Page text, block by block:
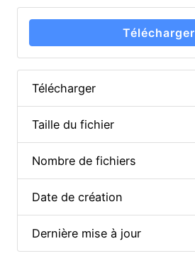
Télécharger
Télécharger
Taille du fichier
Nombre de fichiers
Date de création
Dernière mise à jour